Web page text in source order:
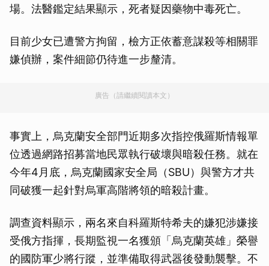
場。法醫鑑定結果顯示，死者疑因藥物中毒死亡。
目前少女已遭警方拘留，檢方正依蓄意謀殺等相關罪
嫌偵辦，案件細節仍待進一步釐清。
廣告（請繼續閱讀本文）
事實上，烏克蘭安全部門近期多次指控俄羅斯情報單
位透過網路招募當地民眾執行破壞與暗殺任務。就在
今年4月底，烏克蘭國家安全局（SBU）與警方才共
同破獲一起針對烏軍高階將領的暗殺計畫。
調查資料顯示，兩名來自科羅斯特希夫的嫌犯涉嫌接
受俄方指揮，長期監視一名獲頒「烏克蘭英雄」榮譽
的國防軍少將行蹤，並準備取得武器後發動襲擊。不